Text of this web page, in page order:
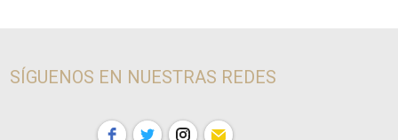
SÍGUENOS EN NUESTRAS REDES